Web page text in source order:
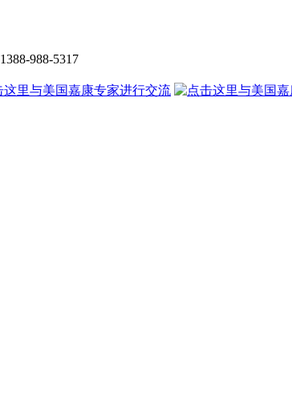
1388-988-5317